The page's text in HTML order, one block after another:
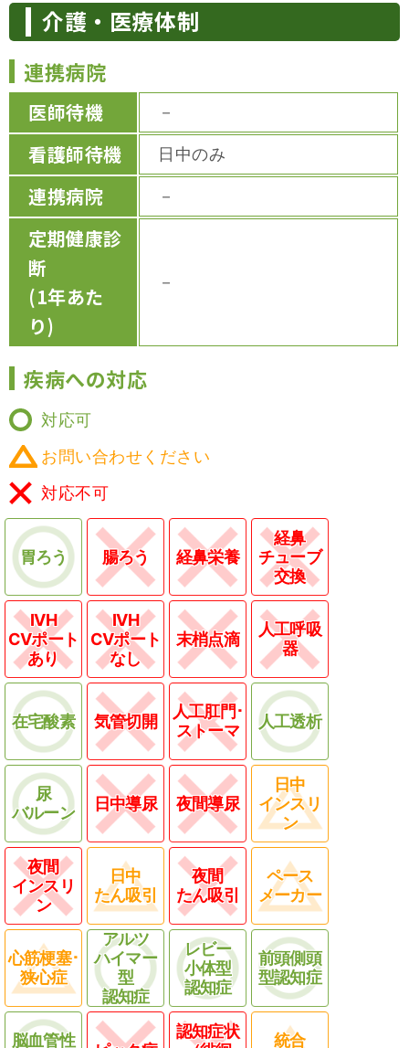
介護・医療体制
連携病院
医師待機 －
看護師待機 日中のみ
連携病院 －
定期健康診
断
(1年あた
り)
－
疾病への対応
対応可
お問い合わせください
対応不可
胃ろう 腸ろう 経鼻栄養
経鼻
チューブ
交換
IVH
CVポート
あり
IVH
CVポート
なし
末梢点滴
人工呼吸
器
在宅酸素 気管切開
人工肛門･
ストーマ
人工透析
尿
バルーン
日中導尿 夜間導尿
日中
インスリ
ン
夜間
インスリ
ン
日中
たん吸引
夜間
たん吸引
ペース
メーカー
心筋梗塞･
狭心症
アルツ
ハイマー
型
認知症
レビー
小体型
認知症
前頭側頭
型認知症
脳血管性
認知症状
統合